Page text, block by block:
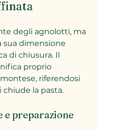
degli agnolotti, ma
sua dimensione
di chiusura. Il
proprio
riferendosi
chiude la pasta.
preparazione